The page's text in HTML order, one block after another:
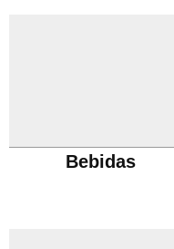
Bebidas